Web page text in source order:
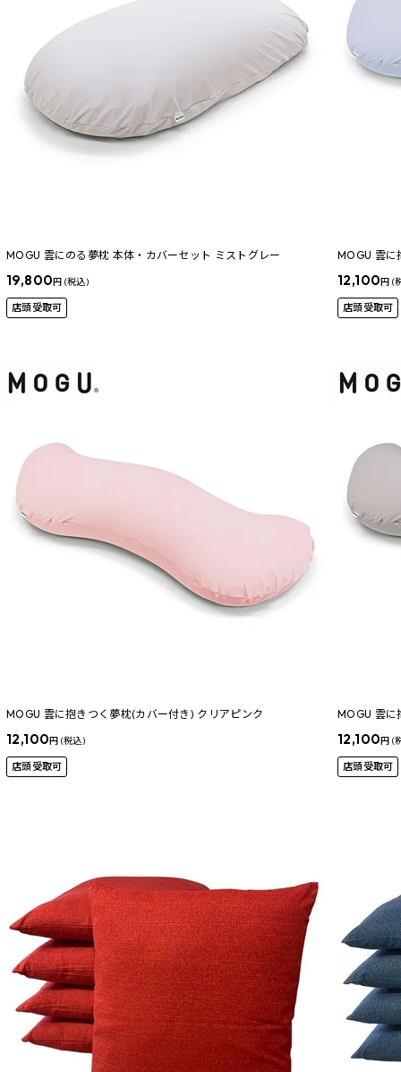
MOGU 雲にのる夢枕 本体・カバーセット ミストグレー
19,800円 (税込)
店頭受取可
MOGU 雲に
12,100円 (
店頭受取可
MOGU 雲に抱きつく夢枕(カバー付き) クリアピンク
12,100円 (税込)
店頭受取可
MOGU 雲に
12,100円 (
店頭受取可